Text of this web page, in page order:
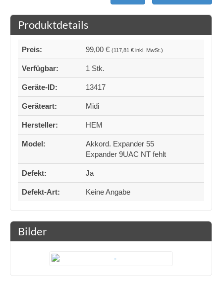
Produktdetails
Preis: 99,00 € (117,81 € inkl. MwSt.)
Verfügbar: 1 Stk.
Geräte-ID: 13417
Geräteart: Midi
Hersteller: HEM
Model:
Akkord. Expander 55
Expander 9UAC NT fehlt
Defekt: Ja
Defekt-Art: Keine Angabe
Bilder